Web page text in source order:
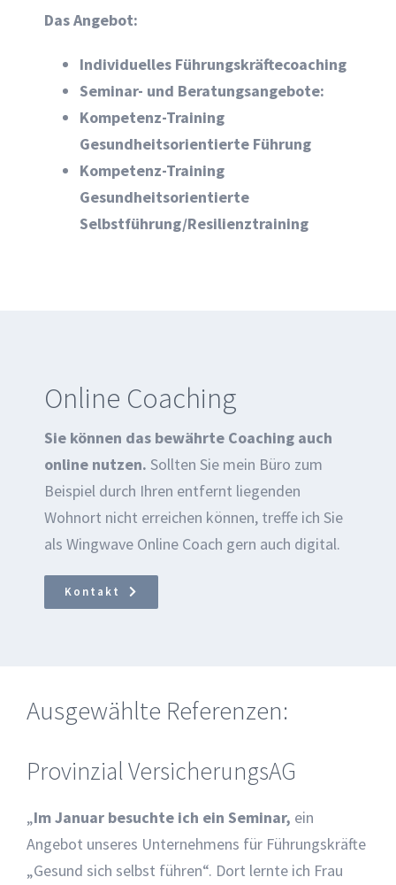
Das Angebot:
Individuelles Führungskräftecoaching
Seminar- und Beratungsangebote:
Kompetenz-Training
Gesundheitsorientierte Führung
Kompetenz-Training
Gesundheitsorientierte
Selbstführung/Resilienztraining
Online Coaching
Sie können das bewährte Coaching auch
online nutzen. Sollten Sie mein Büro zum
Beispiel durch Ihren entfernt liegenden
Wohnort nicht erreichen können, treffe ich Sie
als Wingwave Online Coach gern auch digital.
Kontakt
Ausgewählte Referenzen:
Provinzial VersicherungsAG
„Im Januar besuchte ich ein Seminar, ein
Angebot unseres Unternehmens für Führungskräfte
„Gesund sich selbst führen“. Dort lernte ich Frau